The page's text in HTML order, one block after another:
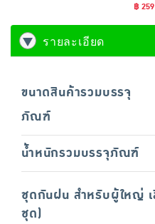
฿ 259
รายละเอียด
ขนาดสินค้ารวมบรรจุ
ภัณฑ์
น้ำหนักรวมบรรจุภัณฑ์
ชุดกันฝน สำหรับผู้ใหญ่
ชุด)